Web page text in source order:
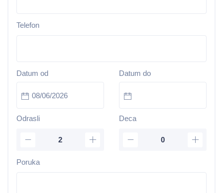
Telefon
Datum od Datum do
Odrasli Deca
Poruka